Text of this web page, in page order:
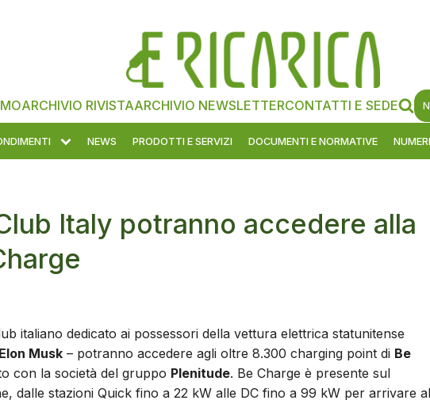
ARCHIVIO RIVISTAARCHIVIO NEWSLETTERCONTATTI E SEDE
NEWS PRODOTTI E SERVIZI DOCUMENTI E NORMATIVE
Italy potranno accedere alla
italiano dedicato ai possessori della vettura elettrica statunitense
Elon Musk – potranno accedere agli oltre 8.300 charging point di Be
con la società del gruppo Plenitude. Be Charge è presente sul
dalle stazioni Quick fino a 22 kW alle DC fino a 99 kW per arrivare